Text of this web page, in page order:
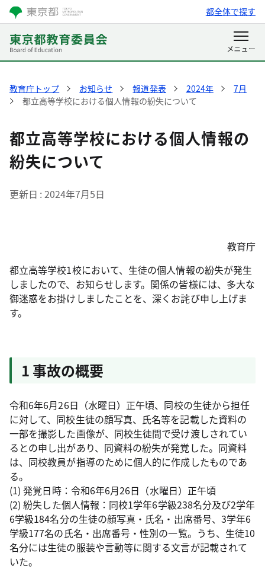
都全体で探す
教育庁トップ お知らせ 報道発表 2024年
7月
都立高等学校における個人情報の紛失について
都立高等学校における個人情報の
紛失について
更新日 2024年7月5日
教育庁
都立高等学校1校において、生徒の個人情報の紛失が発生
しましたので、お知らせします。関係の皆様には、多大な
御迷惑をお掛けしましたことを、深くお詫び申し上げま
す。
1 事故の概要
令和6年6月26日（水曜日）正午頃、同校の生徒から担任
に対して、同校生徒の顔写真、氏名等を記載した資料の
一部を撮影した画像が、同校生徒間で受け渡しされてい
るとの申し出があり、同資料の紛失が発覚した。同資料
は、同校教員が指導のために個人的に作成したものであ
る。
(1) 発覚日時：令和6年6月26日（水曜日）正午頃
(2) 紛失した個人情報：同校1学年6学級238名分及び2学年
6学級184名分の生徒の顔写真・氏名・出席番号、3学年6
学級177名の氏名・出席番号・性別の一覧。うち、生徒10
名分には生徒の服装や言動等に関する文言が記載されて
いた。